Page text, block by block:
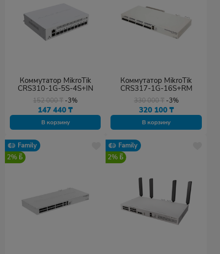
Коммутатор MikroTik
CRS310-1G-5S-4S+IN
152 000₸ -3%
147 440₸
В корзину
Коммутатор MikroTik
CRS317-1G-16S+RM
330 000₸ -3%
320 100 ₸
В корзину
Family
2%
Family
2%